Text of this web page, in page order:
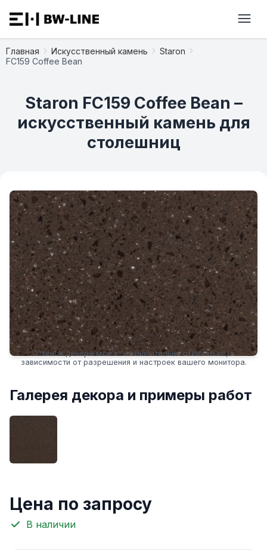
Главная Искусственный камень
Staron
FC159 Coffee Bean
Staron FC159 Coffee Bean –
искусственный камень для
столешниц
Оттенок декора может незначительно отличаться, в
зависимости от разрешения и настроек вашего монитора.
Галерея декора и примеры работ
Цена по запросу
В наличии